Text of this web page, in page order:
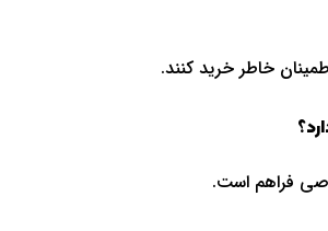
خاطر خريد کنند.
فراهم است.